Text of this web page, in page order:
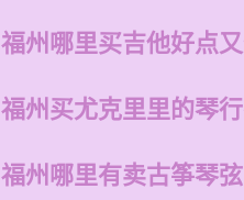
福州哪里买吉他好点
福州买尤克里里的琴
福州哪里有卖古筝琴